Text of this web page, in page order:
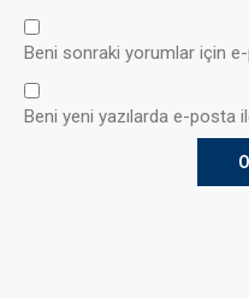
Beni sonraki yorumlar için
Beni yeni yazılarda e-posta